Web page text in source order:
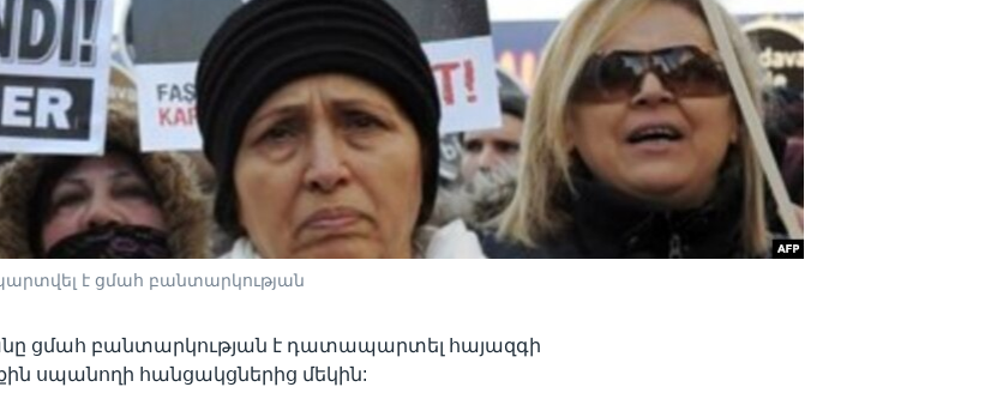
է ցմահ բանտարկության
ցմահ բանտարկության է դատապարտել հայազգի
սպանողի հանցակցներից մեկին: